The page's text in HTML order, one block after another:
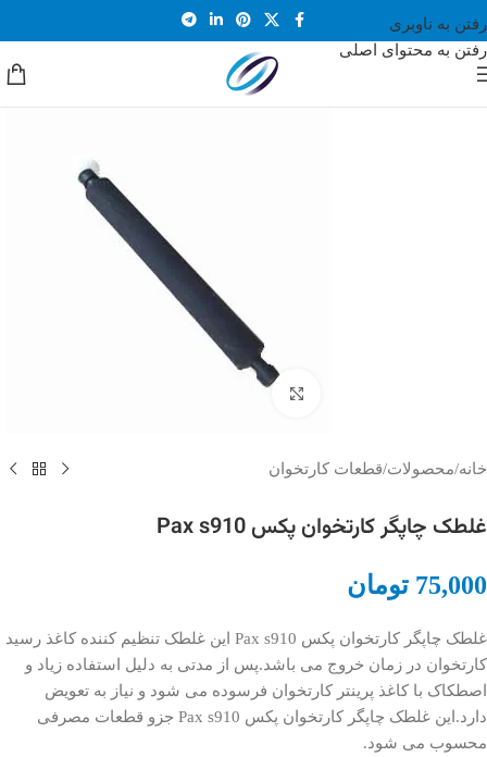
رفتن به ناوبری
رفتن به محتوای اصلی
بزرگنمایی تصویر
خانه/محصولات/قطعات کارتخوان
غلطک چاپگر کارتخوان پکس Pax s910
75,000 تومان
غلطک چاپگر کارتخوان پکس Pax s910 این غلطک تنظیم کننده کاغذ رسید
کارتخوان در زمان خروج می باشد.پس از مدتی به دلیل استفاده زیاد و
اصطکاک با کاغذ پرینتر کارتخوان فرسوده می شود و نیاز به تعویض
دارد.این غلطک چاپگر کارتخوان پکس Pax s910 جزو قطعات مصرفی
محسوب می شود.